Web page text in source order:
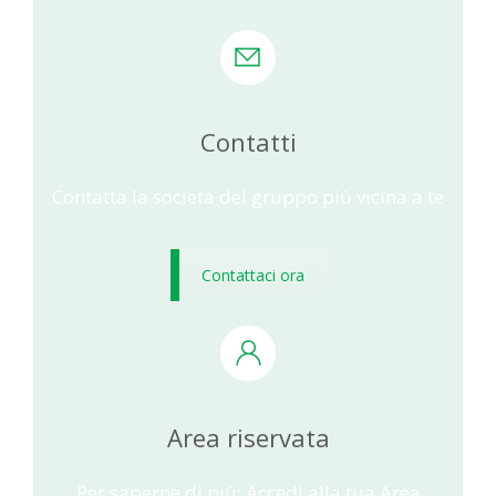
Contatti
Contatta la società del gruppo più vicina a te
Contattaci ora
Area riservata